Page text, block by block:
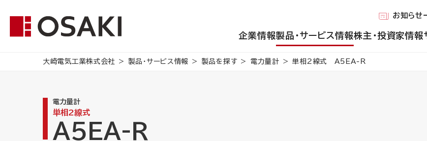
お知らせ
企業情報製品・サービス情報株主・投資家情報
大崎電気工業株式会社 製品・サービス情報 製品を探す 電力量計 単相2線式 A5EA-R
単相2線式
A5EA-R
電力量計